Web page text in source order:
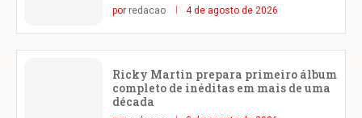
por redacao 4 de agosto de 2026
Ricky Martin prepara primeiro álbum
completo de inéditas em mais de uma
década